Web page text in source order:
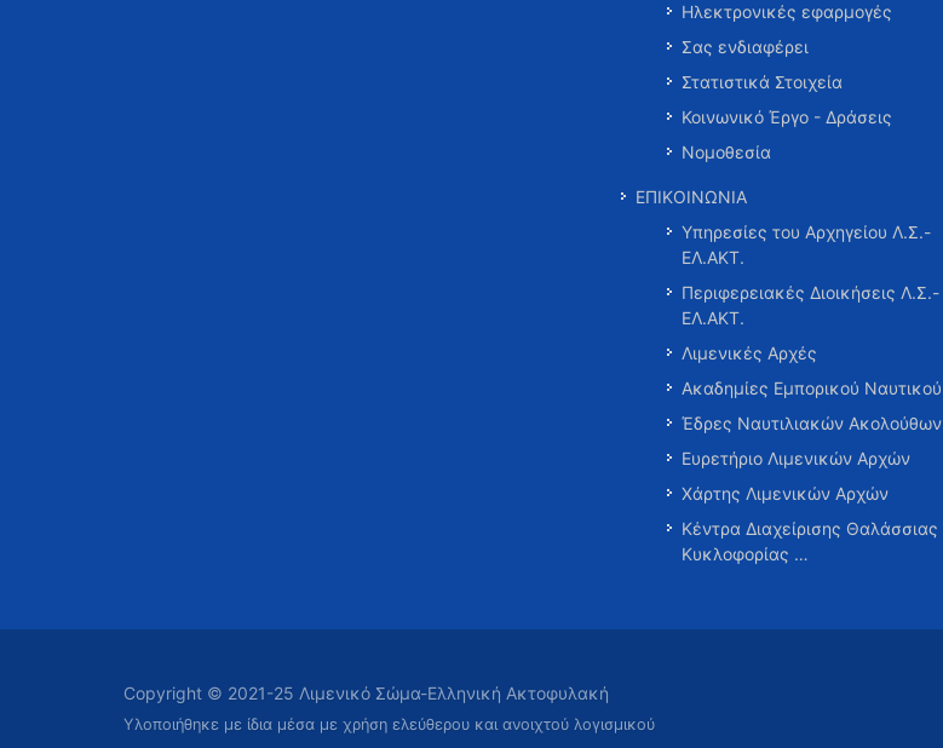
Ηλεκτρονικές εφαρμογές
Σας ενδιαφέρει
Στατιστικά Στοιχεία
Κοινωνικό Έργο - Δράσεις
Νομοθεσία
ΕΠΙΚΟΙΝΩΝΙΑ
Υπηρεσίες του Αρχηγείου Λ.Σ.-
ΕΛ.ΑΚΤ.
Περιφερειακές Διοικήσεις Λ.Σ.-
ΕΛ.ΑΚΤ.
Λιμενικές Αρχές
Ακαδημίες Εμπορικού Ναυτικού
Έδρες Ναυτιλιακών Ακολούθων
Ευρετήριο Λιμενικών Αρχών
Χάρτης Λιμενικών Αρχών
Κέντρα Διαχείρισης Θαλάσσιας
Κυκλοφορίας …
Copyright © 2021-25 Λιμενικό Σώμα-Ελληνική Ακτοφυλακή
Υλοποιήθηκε με ίδια μέσα με χρήση ελεύθερου και ανοιχτού λογισμικού